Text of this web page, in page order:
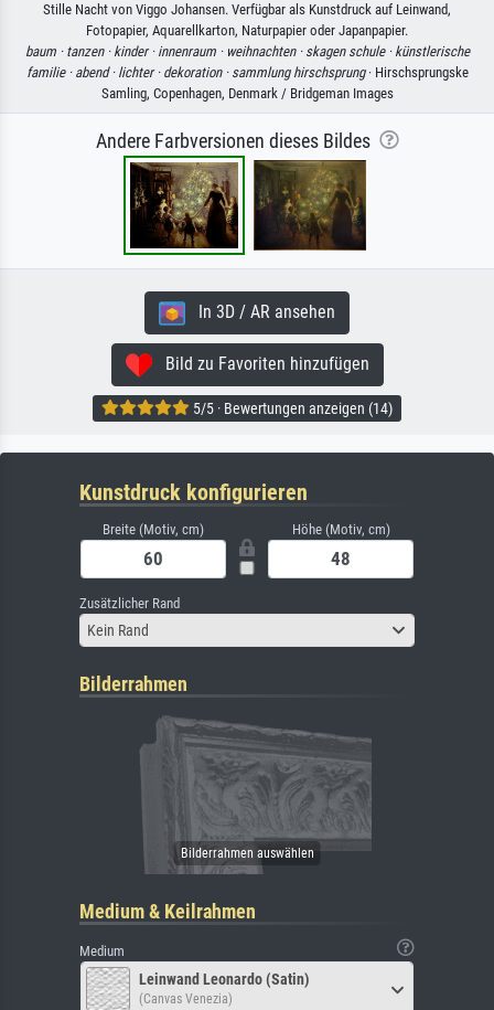
Stille Nacht von Viggo Johansen. Verfügbar als Kunstdruck auf Leinwand,
Fotopapier, Aquarellkarton, Naturpapier oder Japanpapier.
baum · tanzen · kinder · innenraum · weihnachten · skagen schule · künstlerische
familie · abend · lichter · dekoration · sammlung hirschsprung· Hirschsprungske
Samling, Copenhagen, Denmark / Bridgeman Images
Andere Farbversionen dieses Bildes
In 3D / AR ansehen
Bild zu Favoriten hinzufügen
5/5 · Bewertungen anzeigen (14)
Kunstdruck konfigurieren
Breite (Motiv, cm) Höhe (Motiv, cm)
Zusätzlicher Rand
Kein Rand
Bilderrahmen
Medium & Keilrahmen
Medium
Leinwand Leonardo (Satin)
(Canvas Venezia)